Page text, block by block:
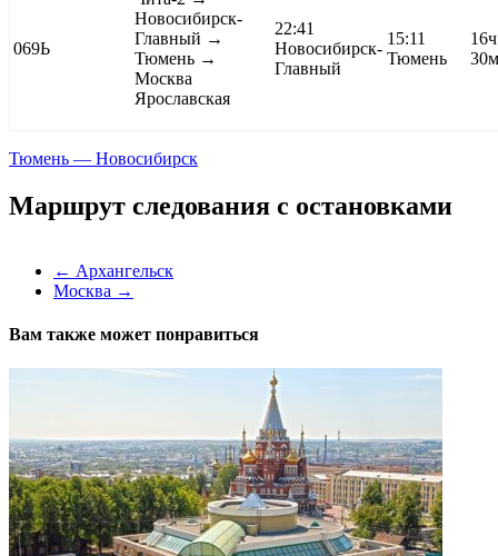
069Ь
Новосибирск-
Главный →
Тюмень →
Москва
Ярославская
22:41
Новосибирск-
Главный
15:11
Тюмень
16ч
30м
Тюмень — Новосибирск
Маршрут следования с остановками
← Архангельск
Москва →
Вам также может понравиться